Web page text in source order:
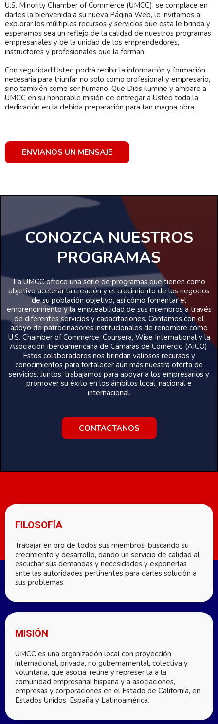
U.S. Minority Chamber of Commerce (UMCC), se complace en
darles la bienvenida a su nueva Página Web, le invitamos a
explorar los múltiples recursos y servicios que esta le brinda y
esperamos sea un reflejo de la calidad de nuestros programas
empresariales y de la unidad de los emprendedores,
instructores y profesionales que la forman.
Con seguridad Usted podrá recibir la información y formación
necesaria para triunfar no solo como profesional y empresario,
sino también como ser humano. Que Dios ilumine y ampare a
UMCC en su honorable misión de entregar a Usted toda la
dedicación en la debida preparación para tan magna obra.
ENVIANOS UN MENSAJE
CONOZCA NUESTROS
PROGRAMAS
La UMCC ofrece una serie de programas que tienen como
objetivo acelerar la creación y el crecimiento de los negocios
de su población objetivo, así cómo fomentar el
emprendimiento y la empleabilidad de sus miembros a través
de diferentes servicios y capacitaciones. Contamos con el
apoyo de patrocinadores institucionales de renombre como
U.S. Chamber of Commerce, Coursera, Wise International y la
Asociación Iberoamericana de Cámaras de Comercio (AICO).
Estos colaboradores nos brindan valiosos recursos y
conocimientos para fortalecer aún más nuestra oferta de
servicios. Juntos, trabajamos para apoyar a los empresarios y
promover su éxito en los ámbitos local, nacional e
internacional.
CONTACTANOS
FILOSOFÍA
Trabajar en pro de todos sus miembros, buscando su
crecimiento y desarrollo, dando un servicio de calidad al
escuchar sus demandas y necesidades y exponerlas
ante las autoridades pertinentes para darles solución a
sus problemas.
MISIÓN
UMCC es una organización local con proyección
internacional, privada, no gubernamental, colectiva y
voluntaria, que asocia, reúne y representa a la
comunidad empresarial hispana y a asociaciones,
empresas y corporaciones en el Estado de California, en
Estados Unidos, España y Latinoamérica.